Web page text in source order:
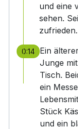
und eine
sehen.
zufrieden.
0:14 Ein
Junge
Tisch.
ein
Stück
und ein